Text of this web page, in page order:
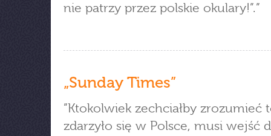
nie patrzy przez polskie okulary!”.”
„Sunday Times”
”Ktokolwiek zechciałby zrozumieć
zdarzyło się w Polsce, musi wejść